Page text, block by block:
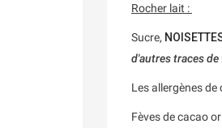
Rocher lait :
Sucre,
d'autres traces
Les allergènes
Fèves de cacao